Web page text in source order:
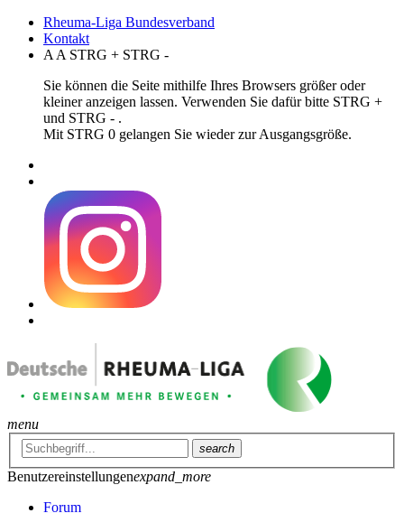
Rheuma-Liga Bundesverband
Kontakt
A A STRG + STRG -
Sie können die Seite mithilfe Ihres Browsers größer oder
kleiner anzeigen lassen. Verwenden Sie dafür bitte STRG +
und STRG - .
Mit STRG 0 gelangen Sie wieder zur Ausgangsgröße.
menu
search
Benutzereinstellungenexpand_more
Forum